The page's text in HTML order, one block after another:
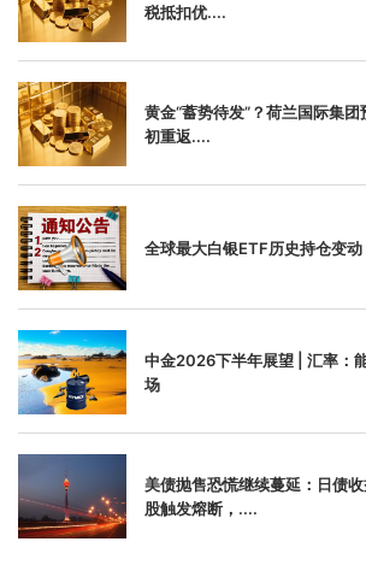
税抵扣优....
黄金“蓄势待发”？荷兰国际集
初重返....
全球最大白银ETF历史持仓变动
中金2026下半年展望 | 汇率：
场
美债抛售恐慌继续蔓延：日债
股触发熔断，....